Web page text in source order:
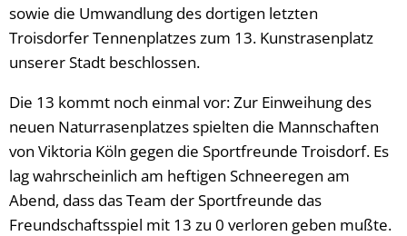
sowie die Umwandlung des dortigen letzten
Troisdorfer Tennenplatzes zum 13. Kunstrasenplatz
unserer Stadt beschlossen.
Die 13 kommt noch einmal vor: Zur Einweihung des
neuen Naturrasenplatzes spielten die Mannschaften
von Viktoria Köln gegen die Sportfreunde Troisdorf. Es
lag wahrscheinlich am heftigen Schneeregen am
Abend, dass das Team der Sportfreunde das
Freundschaftsspiel mit 13 zu 0 verloren geben mußte.